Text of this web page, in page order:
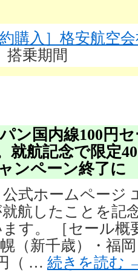
約購入］格安航空
搭乗期間
ン国内線100円
就航記念で限定
ンペーン終了に
式ホームページ
航したことを記
す。 ［セール概
（新千歳）・福
（ … 続きを読む